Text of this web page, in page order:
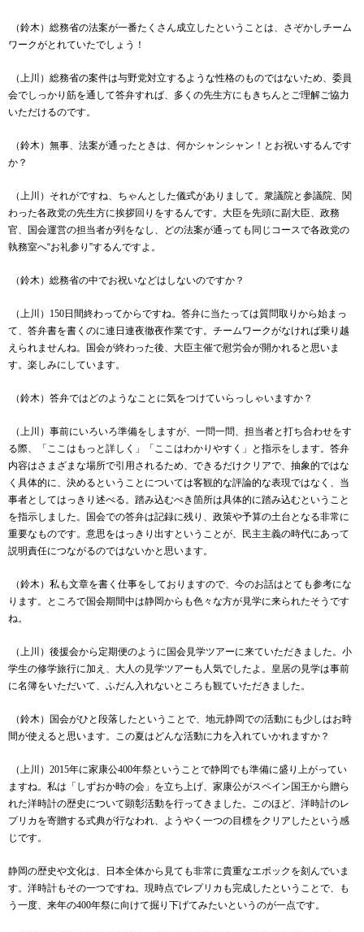
（鈴木）総務省の法案が一番たくさん成立したということは、さぞかしチーム
ワークがとれていたでしょう！
（上川）総務省の案件は与野党対立するような性格のものではないため、委員
会でしっかり筋を通して答弁すれば、多くの先生方にもきちんとご理解ご協力
いただけるのです。
（鈴木）無事、法案が通ったときは、何かシャンシャン！とお祝いするんです
か？
（上川）それがですね、ちゃんとした儀式がありまして。衆議院と参議院、関
わった各政党の先生方に挨拶回りをするんです。大臣を先頭に副大臣、政務
官、国会運営の担当者が列をなし、どの法案が通っても同じコースで各政党の
執務室へ“お礼参り”するんですよ。
（鈴木）総務省の中でお祝いなどはしないのですか？
（上川） 150日間終わってからですね。答弁に当たっては質問取りから始まっ
て、答弁書を書くのに連日連夜徹夜作業です。チームワークがなければ乗り越
えられませんね。国会が終わった後、大臣主催で慰労会が開かれると思いま
す。楽しみにしています。
（鈴木）答弁ではどのようなことに気をつけていらっしゃいますか？
（上川）事前にいろいろ準備をしますが、一問一問、担当者と打ち合わせをす
る際、「ここはもっと詳しく」「ここはわかりやすく」と指示をします。答弁
内容はさまざまな場所で引用されるため、できるだけクリアで、抽象的ではな
く具体的に、決めるということについては客観的な評論的な表現ではなく、当
事者としてはっきり述べる。踏み込むべき箇所は具体的に踏み込むということ
を指示しました。国会での答弁は記録に残り、政策や予算の土台となる非常に
重要なものです。意思をはっきり出すということが、民主主義の時代にあって
説明責任につながるのではないかと思います。
（鈴木）私も文章を書く仕事をしておりますので、今のお話はとても参考にな
ります。ところで国会期間中は静岡からも色々な方が見学に来られたそうです
ね。
（上川）後援会から定期便のように国会見学ツアーに来ていただきました。小
学生の修学旅行に加え、大人の見学ツアーも人気でしたよ。皇居の見学は事前
に名簿をいただいて、ふだん入れないところも観ていただきました。
（鈴木）国会がひと段落したということで、地元静岡での活動にも少しはお時
間が使えると思います。この夏はどんな活動に力を入れていかれますか？
（上川）2015年に家康公400年祭ということで静岡でも準備に盛り上がってい
ますね。私は「しずおか時の会」を立ち上げ、家康公がスペイン国王から贈ら
れた洋時計の歴史について顕彰活動を行ってきました。このほど、洋時計のレ
プリカを寄贈する式典が行なわれ、ようやく一つの目標をクリアしたという感
じです。
静岡の歴史や文化は、日本全体から見ても非常に貴重なエポックを刻んでいま
す。洋時計もその一つですね。現時点でレプリカも完成したということで、も
う一度、来年の400年祭に向けて掘り下げてみたいというのが一点です。